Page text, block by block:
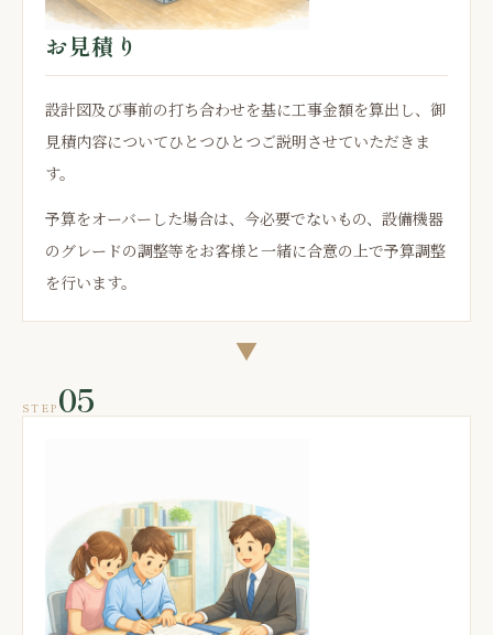
お見積り
設計図及び事前の打ち合わせを基に工事金額を算出し、御
見積内容についてひとつひとつご説明させていただきま
す。
予算をオーバーした場合は、今必要でないもの、設備機器
のグレードの調整等をお客様と一緒に合意の上で予算調整
を行います。
▼
STEP 05